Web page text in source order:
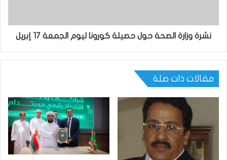
نشرة وزارة الصحة حول حصيلة كورونا ليوم الجمعة 17 إبريل
مقالات ذات صلة